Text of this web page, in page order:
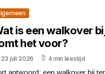
is een walkover
het voor?
23 juli 2026 4 min leestijd
antwoord: een walkover bij